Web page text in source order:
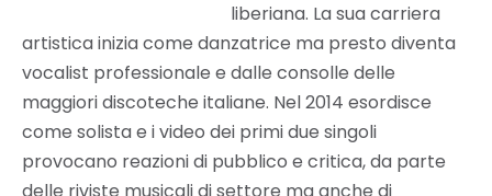
liberiana. La sua carriera
artistica inizia come danzatrice ma presto diventa
vocalist professionale e dalle consolle delle
maggiori discoteche italiane. Nel 2014 esordisce
come solista e i video dei primi due singoli
provocano reazioni di pubblico e critica, da parte